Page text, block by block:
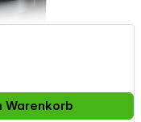
Warenkorb